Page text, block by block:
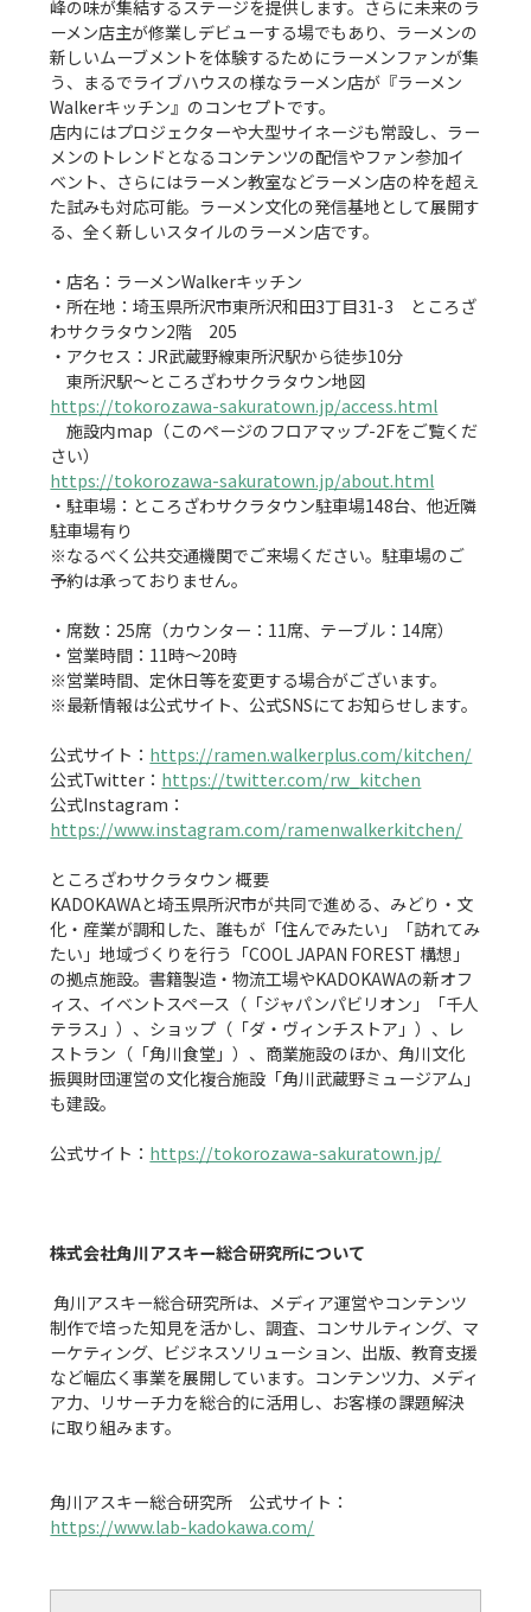
峰の味が集結するステージを提供します。さらに未来のラ
ーメン店主が修業しデビューする場でもあり、ラーメンの
新しいムーブメントを体験するためにラーメンファンが集
う、まるでライブハウスの様なラーメン店が『ラーメン
Walkerキッチン』のコンセプトです。
店内にはプロジェクターや大型サイネージも常設し、ラー
メンのトレンドとなるコンテンツの配信やファン参加イ
ベント、さらにはラーメン教室などラーメン店の枠を超え
た試みも対応可能。ラーメン文化の発信基地として展開す
る、全く新しいスタイルのラーメン店です。
・店名：ラーメンWalkerキッチン
・所在地：埼玉県所沢市東所沢和田3丁目31-3　ところざ
わサクラタウン2階　205
・アクセス：JR武蔵野線東所沢駅から徒歩10分
https://tokorozawa-sakuratown.jp/access.html
施設内map（このページのフロアマップ-2Fをご覧くだ
https://tokorozawa-sakuratown.jp/about.html
・駐車場：ところざわサクラタウン駐車場148台、他近隣
駐車場有り
※なるべく公共交通機関でご来場ください。駐車場のご
予約は承っておりません。
・席数：25席（カウンター：11席、テーブル：14席）
・営業時間：11時〜20時
※営業時間、定休日等を変更する場合がございます。
※最新情報は公式サイト、公式SNSにてお知らせします。
公式サイト： https://ramen.walkerplus.com/kitchen/
公式Twitter： https://twitter.com/rw_kitchen
公式Instagram：
https://www.instagram.com/ramenwalkerkitchen/
ところざわサクラタウン 概要
KADOKAWAと埼玉県所沢市が共同で進める、みどり・文
化・産業が調和した、誰もが「住んでみたい」「訪れてみ
たい」地域づくりを行う「COOL JAPAN FOREST 構想」
の拠点施設。書籍製造・物流工場やKADOKAWAの新オフ
ィス、イベントスペース（「ジャパンパビリオン」「千人
テラス」）、ショップ（「ダ・ヴィンチストア」）、レ
ストラン（「角川食堂」）、商業施設のほか、角川文化
振興財団運営の文化複合施設「角川武蔵野ミュージアム」
も建設。
公式サイト： https://tokorozawa-sakuratown.jp/
株式会社角川アスキー総合研究所について
制作で培った知見を活かし、調査、コンサルティング、マ
ーケティング、ビジネスソリューション、出版、教育支援
など幅広く事業を展開しています。コンテンツ力、メディ
ア力、リサーチ力を総合的に活用し、お客様の課題解決
に取り組みます。
角川アスキー総合研究所　公式サイト：
https://www.lab-kadokawa.com/